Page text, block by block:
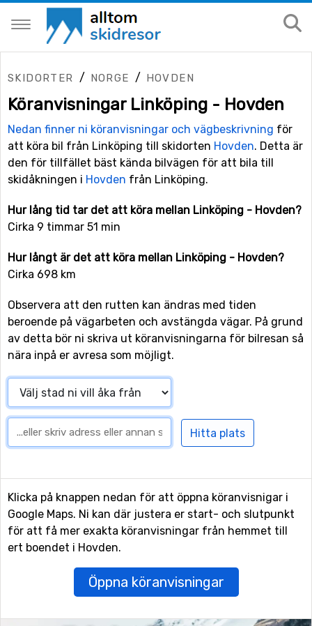
SKIDORTER / NORGE / HOVDEN
Köranvisningar Linköping - Hovden
Nedan finner ni köranvisningar och vägbeskrivning för
att köra bil från Linköping till skidorten Hovden. Detta är
den för tillfället bäst kända bilvägen för att bila till
skidåkningen i Hovden från Linköping.
Hur lång tid tar det att köra mellan Linköping - Hovden?
Cirka 9 timmar 51 min
Hur långt är det att köra mellan Linköping - Hovden?
Cirka 698 km
Observera att den rutten kan ändras med tiden
beroende på vägarbeten och avstängda vägar. På grund
av detta bör ni skriva ut köranvisningarna för bilresan så
nära inpå er avresa som möjligt.
Klicka på knappen nedan för att öppna köranvisnigar i
Google Maps. Ni kan där justera er start- och slutpunkt
för att få mer exakta köranvisningar från hemmet till
ert boendet i Hovden.
Öppna köranvisningar